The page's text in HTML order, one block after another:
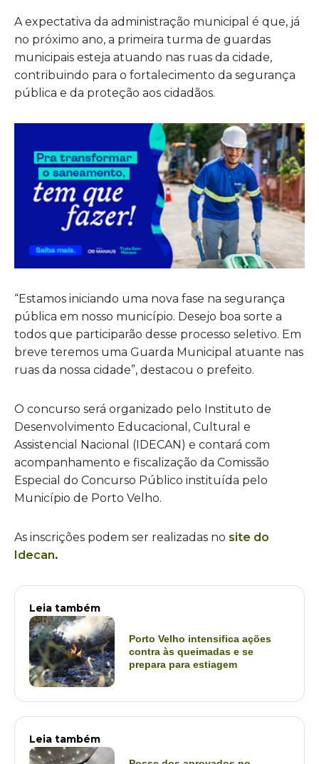
A expectativa da administração municipal é que, já
no próximo ano, a primeira turma de guardas
municipais esteja atuando nas ruas da cidade,
contribuindo para o fortalecimento da segurança
pública e da proteção aos cidadãos.
“Estamos iniciando uma nova fase na segurança
pública em nosso município. Desejo boa sorte a
todos que participarão desse processo seletivo. Em
breve teremos uma Guarda Municipal atuante nas
ruas da nossa cidade”, destacou o prefeito.
O concurso será organizado pelo Instituto de
Desenvolvimento Educacional, Cultural e
Assistencial Nacional (IDECAN) e contará com
acompanhamento e fiscalização da Comissão
Especial do Concurso Público instituída pelo
Município de Porto Velho.
As inscrições podem ser realizadas no site do
Idecan.
Leia também
Porto Velho intensifica ações
contra às queimadas e se
prepara para estiagem
Leia também